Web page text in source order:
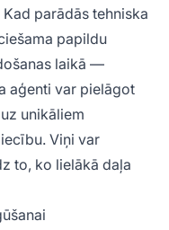
parādās tehniska
papildu
laikā —
aģenti var pielāgot
unikāliem
Viņi var
to, ko lielākā daļa